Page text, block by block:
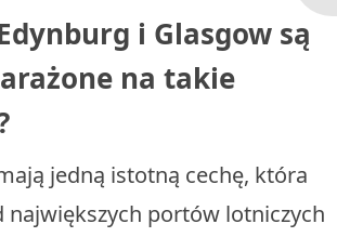
i Glasgow są
na takie
jedną istotną cechę, która
największych portów lotniczych